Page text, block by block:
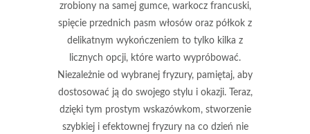
zrobiony na samej gumce, warkocz francuski,
spięcie przednich pasm włosów oraz półkok z
delikatnym wykończeniem to tylko kilka z
licznych opcji, które warto wypróbować.
Niezależnie od wybranej fryzury, pamiętaj, aby
dostosować ją do swojego stylu i okazji. Teraz,
dzięki tym prostym wskazówkom, stworzenie
szybkiej i efektownej fryzury na co dzień nie